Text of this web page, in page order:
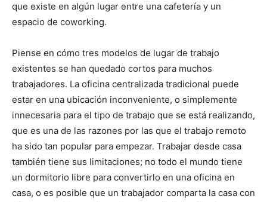
que existe en algún lugar entre una cafetería y un
espacio de coworking.
Piense en cómo tres modelos de lugar de trabajo
existentes se han quedado cortos para muchos
trabajadores. La oficina centralizada tradicional puede
estar en una ubicación inconveniente, o simplemente
innecesaria para el tipo de trabajo que se está realizando,
que es una de las razones por las que el trabajo remoto
ha sido tan popular para empezar. Trabajar desde casa
también tiene sus limitaciones; no todo el mundo tiene
un dormitorio libre para convertirlo en una oficina en
casa, o es posible que un trabajador comparta la casa con